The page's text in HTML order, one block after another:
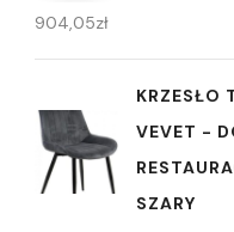
904,05zł
KRZESŁO
VEVET -
SZARY